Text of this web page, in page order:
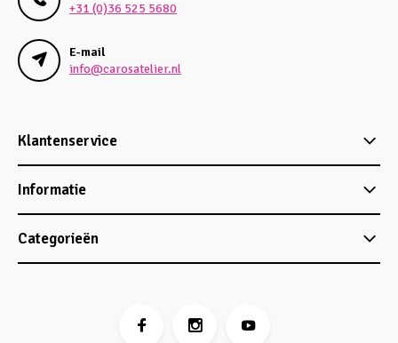
+31 (0)36 525 5680
E-mail
info@carosatelier.nl
Klantenservice
Informatie
Categorieën